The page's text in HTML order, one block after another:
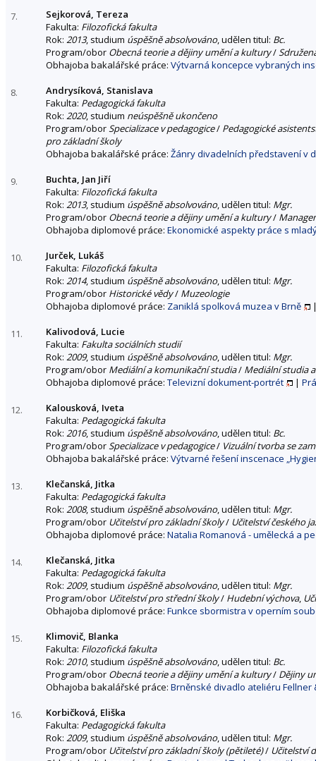
7.
Sejkorová, Tereza
Fakulta: Filozofická fakulta
Rok: 2013, studium úspěšně absolvováno, udělen titul: Bc.
Program/obor Obecná teorie a dějiny umění a kultury/
Obhajoba bakalářské práce: Výtvarná koncepce vybraných
8.
Andrysíková, Stanislava
Fakulta: Pedagogická fakulta
Rok: 2020, studium neúspěšně ukončeno
Program/oborSpecializace v pedagogice/ Pedagogické
pro základní školy
Obhajoba bakalářské práce: Žánry divadelních představení v
9.
Buchta, Jan Jiří
Fakulta: Filozofická fakulta
Rok: 2013, studium úspěšně absolvováno, udělen titul: Mgr.
Program/obor Obecná teorie a dějiny umění a kultury/
Obhajoba diplomové práce: Ekonomické aspekty práce s
10.
Jurček, Lukáš
Fakulta: Filozofická fakulta
Rok: 2014, studium úspěšně absolvováno, udělen titul: Mgr.
Program/obor Historické vědy/ Muzeologie
Obhajoba diplomové práce: Zaniklá spolková muzea v Brně
11.
Kalivodová, Lucie
Fakulta: Fakulta sociálních studií
Rok: 2009, studium úspěšně absolvováno, udělen titul: Mgr.
Program/obor Mediální a komunikační studia/ Mediální studia
Obhajoba diplomové práce: Televizní dokument-portrét |
12.
Kalousková, Iveta
Fakulta: Pedagogická fakulta
Rok: 2016, studium úspěšně absolvováno, udělen titul: Bc.
Program/oborSpecializace v pedagogice/ Vizuální tvorba se
Obhajoba bakalářské práce: Výtvarné řešení inscenace
13.
Klečanská, Jitka
Fakulta: Pedagogická fakulta
Rok: 2008, studium úspěšně absolvováno, udělen titul: Mgr.
Program/obor Učitelství pro základní školy/ Učitelství českého
Obhajoba diplomové práce: Natalia Romanová - umělecká a
14.
Klečanská, Jitka
Fakulta: Pedagogická fakulta
Rok: 2009, studium úspěšně absolvováno, udělen titul: Mgr.
Program/obor Učitelství pro střední školy/ Hudební výchova,
Obhajoba diplomové práce: Funkce sbormistra v operním
15.
Klimovič, Blanka
Fakulta: Filozofická fakulta
Rok: 2010, studium úspěšně absolvováno, udělen titul: Bc.
Program/obor Obecná teorie a dějiny umění a kultury/ Dějiny
Obhajoba bakalářské práce: Brněnské divadlo ateliéru Fellner
16.
Korbičková, Eliška
Fakulta: Pedagogická fakulta
Rok: 2009, studium úspěšně absolvováno, udělen titul: Mgr.
Program/obor Učitelství pro základní školy (pětileté)/ Učitelství